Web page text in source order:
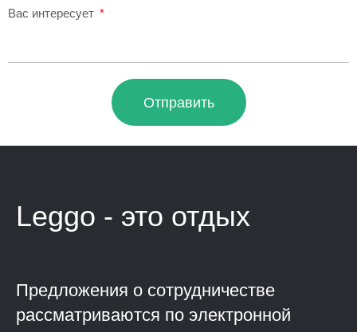
Вас интересует
Отправить
Leggo - это отдых
Предложения о сотрудничестве
рассматриваются по электронной